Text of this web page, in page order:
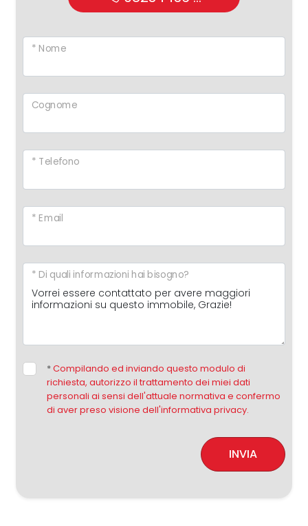
* Nome
Cognome
* Telefono
* Email
* Di quali informazioni hai bisogno?
*Compilando ed inviando questo modulo di
richiesta, autorizzo il trattamento dei miei dati
personali ai sensi dell'attuale normativa e confermo
di aver preso visione dell'informativa privacy.
INVIA